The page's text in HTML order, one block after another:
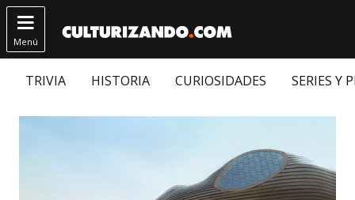

Menú
TRIVIA HISTORIA CURIOSIDADES SERIES Y